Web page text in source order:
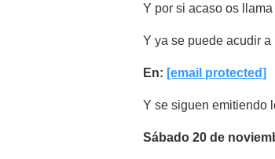
Y por si acaso os
Y ya se puede acudir
En: [email protected]
Y se siguen emitiendo
Sábado 20 de